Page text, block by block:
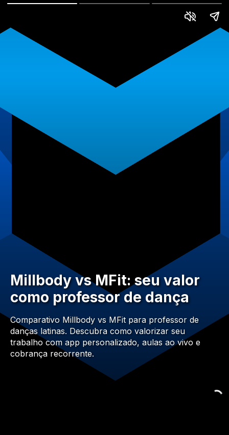
Millbody vs MFit: seu valor
como professor de dança
Comparativo Millbody vs MFit para professor de
danças latinas. Descubra como valorizar seu
trabalho com app personalizado, aulas ao vivo e
cobrança recorrente.